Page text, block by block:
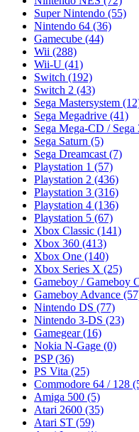
Super Nintendo (55)
Nintendo 64 (36)
Gamecube (44)
Wii (288)
Wii-U (41)
Switch (192)
Switch 2 (43)
Sega Mastersystem
Sega Megadrive (41)
Sega Mega-CD / Sega
Sega Saturn (5)
Sega Dreamcast (7)
Playstation 1 (57)
Playstation 2 (436)
Playstation 3 (316)
Playstation 4 (136)
Playstation 5 (67)
Xbox Classic (141)
Xbox 360 (413)
Xbox One (140)
Xbox Series X (25)
Gameboy / Gameboy
Gameboy Advance
Nintendo DS (77)
Nintendo 3-DS (23)
Gamegear(16)
Nokia N-Gage (0)
PSP(36)
PS Vita (25)
Commodore 64 / 128
Amiga 500 (5)
Atari 2600 (35)
Atari ST (59)